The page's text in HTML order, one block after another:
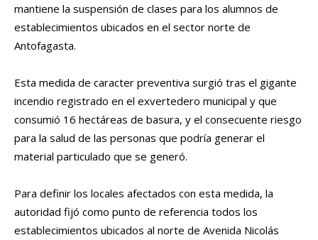
mantiene la suspensión de clases para los alumnos de
establecimientos ubicados en el sector norte de
Antofagasta.
Esta medida de caracter preventiva surgió tras el gigante
incendio registrado en el exvertedero municipal y que
consumió 16 hectáreas de basura, y el consecuente riesgo
para la salud de las personas que podría generar el
material particulado que se generó.
Para definir los locales afectados con esta medida, la
autoridad fijó como punto de referencia todos los
establecimientos ubicados al norte de Avenida Nicolás